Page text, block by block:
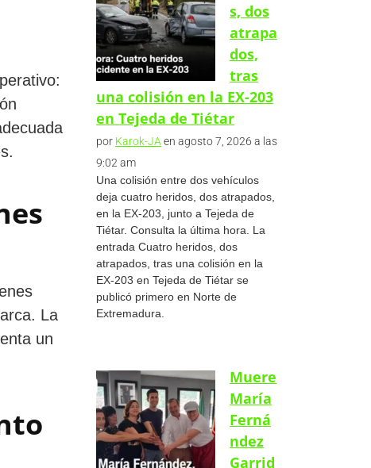
La
un
s, dos
atrapa
dos,
tras
una colisión en la EX-203
en Tejeda de Tiétar
por Karok-JA en agosto 7, 2026 a las
9:02 am
Una colisión entre dos vehículos
deja cuatro heridos, dos atrapados,
en la EX-203, junto a Tejeda de
Tiétar. Consulta la última hora. La
entrada Cuatro heridos, dos
atrapados, tras una colisión en la
EX-203 en Tejeda de Tiétar se
publicó primero en Norte de
Extremadura.
Muere
María
Ferná
ndez
Garrid